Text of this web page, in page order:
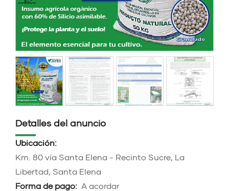
Detalles del anuncio
Ubicación:
Km. 80 vía Santa Elena - Recinto Sucre, La
Libertad, Santa Elena
Forma de pago: A acordar